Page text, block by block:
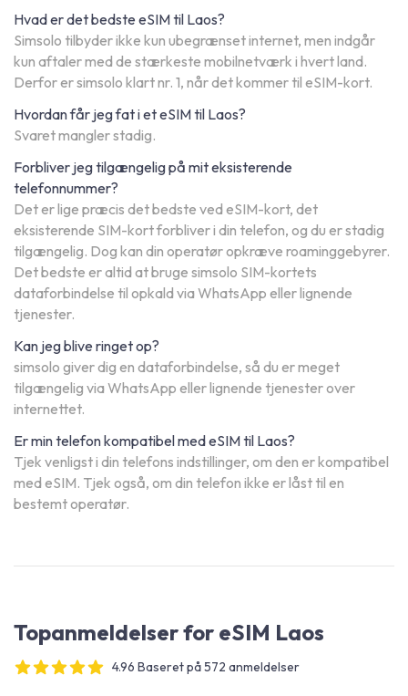
Hvad er det bedste eSIM til Laos?
Simsolo tilbyder ikke kun ubegrænset internet, men indgår
kun aftaler med de stærkeste mobilnetværk i hvert land.
Derfor er simsolo klart nr. 1, når det kommer til eSIM-kort.
Hvordan får jeg fat i et eSIM til Laos?
Svaret mangler stadig.
Forbliver jeg tilgængelig på mit eksisterende
telefonnummer?
Det er lige præcis det bedste ved eSIM-kort, det
eksisterende SIM-kort forbliver i din telefon, og du er stadig
tilgængelig. Dog kan din operatør opkræve roaminggebyrer.
Det bedste er altid at bruge simsolo SIM-kortets
dataforbindelse til opkald via WhatsApp eller lignende
tjenester.
Kan jeg blive ringet op?
simsolo giver dig en dataforbindelse, så du er meget
tilgængelig via WhatsApp eller lignende tjenester over
internettet.
Er min telefon kompatibel med eSIM til Laos?
Tjek venligst i din telefons indstillinger, om den er kompatibel
med eSIM. Tjek også, om din telefon ikke er låst til en
bestemt operatør.
Topanmeldelser for eSIM Laos
4.96 Baseret på 572 anmeldelser